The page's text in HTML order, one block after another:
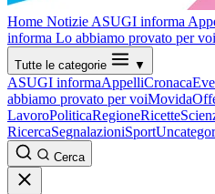
Home Notizie ASUGI informa
informa Lo abbiamo provato per voi
Tutte le categorie ▼
ASUGI informaAppelliCronaca
abbiamo provato per voiMovida
LavoroPoliticaRegioneRicette
RicercaSegnalazioniSport
Cerca